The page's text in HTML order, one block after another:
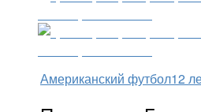
Американский футбол12